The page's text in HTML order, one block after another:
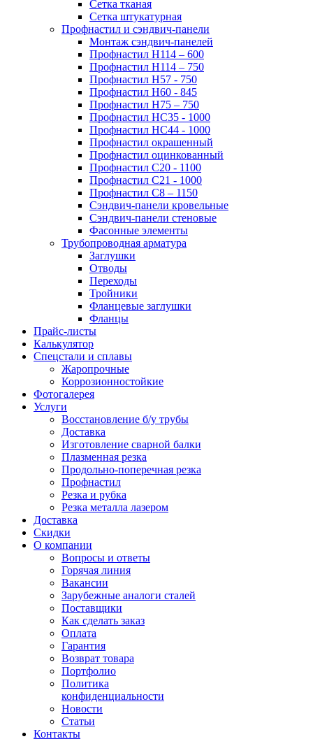
Сетка тканая
Сетка штукатурная
Профнастил и сэндвич-панели
Монтаж сэндвич-панелей
Профнастил Н114 – 600
Профнастил Н114 – 750
Профнастил Н57 - 750
Профнастил Н60 - 845
Профнастил Н75 – 750
Профнастил НС35 - 1000
Профнастил НС44 - 1000
Профнастил окрашенный
Профнастил оцинкованный
Профнастил С20 - 1100
Профнастил С21 - 1000
Профнастил С8 – 1150
Сэндвич-панели кровельные
Сэндвич-панели стеновые
Фасонные элементы
Трубопроводная арматура
Заглушки
Отводы
Переходы
Тройники
Фланцевые заглушки
Фланцы
Прайс-листы
Калькулятор
Спецстали и сплавы
Жаропрочные
Коррозионностойкие
Фотогалерея
Услуги
Восстановление б/у трубы
Доставка
Изготовление сварной балки
Плазменная резка
Продольно-поперечная резка
Профнастил
Резка и рубка
Резка металла лазером
Доставка
Скидки
О компании
Вопросы и ответы
Горячая линия
Вакансии
Зарубежные аналоги сталей
Поставщики
Как сделать заказ
Оплата
Гарантия
Возврат товара
Портфолио
Политика
конфиденциальности
Новости
Статьи
Контакты